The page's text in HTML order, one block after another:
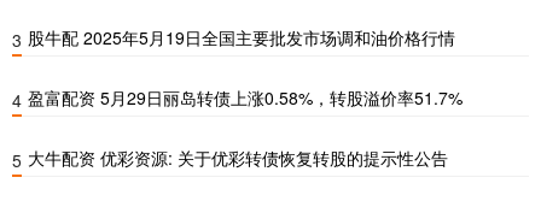
3 股牛配 2025年5月19日全国主要批发市场调和油价格行情
4 盈富配资 5月29日丽岛转债上涨0.58%，转股溢价率51.7%
5 大牛配资 优彩资源: 关于优彩转债恢复转股的提示性公告